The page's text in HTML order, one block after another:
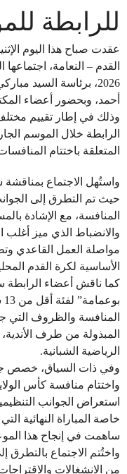
للرابطة للموسم
2026، برئاسة السيد
أحمد، وبحضور أعضاء
وذلك في إطار تقييم
الرابطة خلال الموسم
المتعلقة باختتام
حيث تم التطرق إلى
المنافسة، مع الإشادة
والانضباط الذي ميز أغلب
مواصلة العمل القاعدي
الأساسية لكرة القدم
كما ناقش أعضاء الرابطة
المنافسة والظروف التي
المبذولة من طرف
الرياضية الشبانية.
وفي ذات السياق، خصص
واختتام منافسة كأس
استعراض الجوانب
خاصة المباراة النهائية
ساهمت في إنجاح هذا
واختُتم الاجتماع
من الانشغالات